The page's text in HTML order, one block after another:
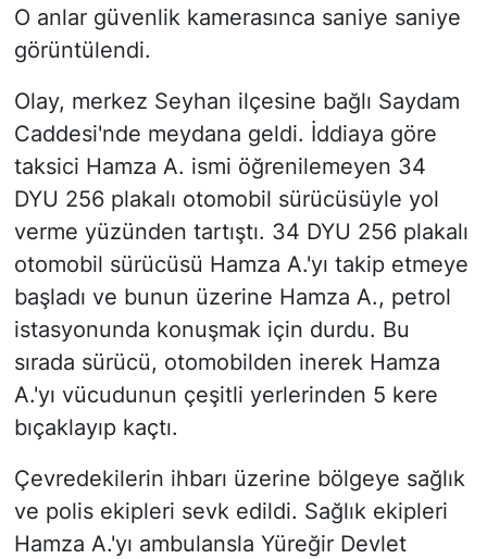
O anlar güvenlik kamerasınca saniye saniye
görüntülendi.
Olay, merkez Seyhan ilçesine bağlı Saydam
Caddesi'nde meydana geldi. İddiaya göre
taksici Hamza A. ismi öğrenilemeyen 34
DYU 256 plakalı otomobil sürücüsüyle yol
verme yüzünden tartıştı. 34 DYU 256 plakalı
otomobil sürücüsü Hamza A.'yı takip etmeye
başladı ve bunun üzerine Hamza A., petrol
istasyonunda konuşmak için durdu. Bu
sırada sürücü, otomobilden inerek Hamza
A.'yı vücudunun çeşitli yerlerinden 5 kere
bıçaklayıp kaçtı.
Çevredekilerin ihbarı üzerine bölgeye sağlık
ve polis ekipleri sevk edildi. Sağlık ekipleri
Hamza A.'yı ambulansla Yüreğir Devlet